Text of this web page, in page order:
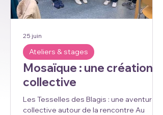
Mosaïque : une création
collective
Les Tesselles des Blagis : une aventure
collective autour de la rencontre Au
Ateliers & stages
25 juin